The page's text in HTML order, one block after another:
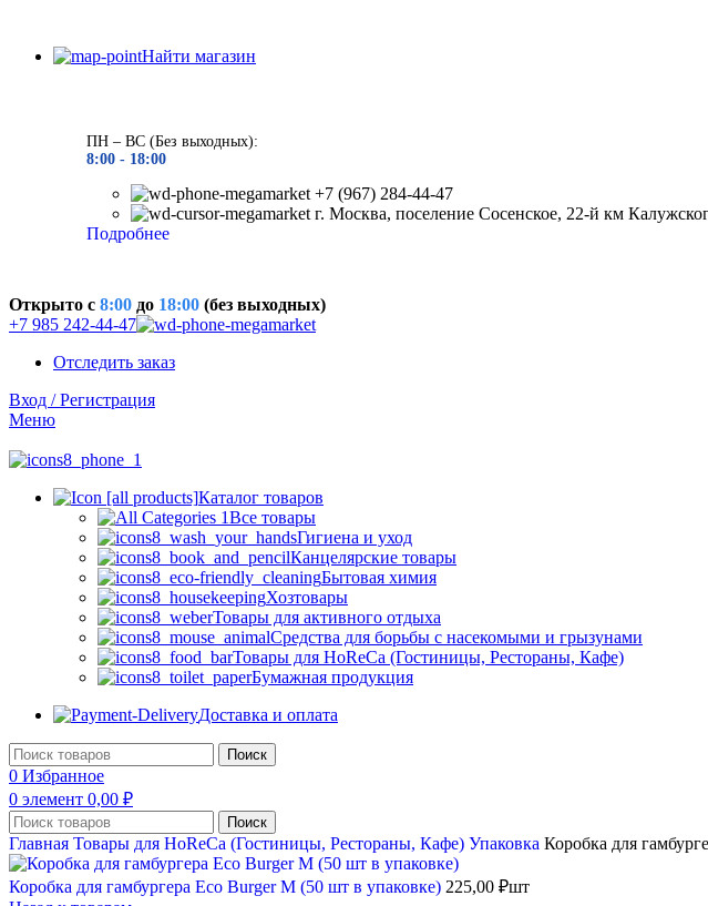
Найти магазин
ПН – ВС (Без выходных):
8:00 - 18:00
+7 (967) 284-44-47
г. Москва, поселение Сосенское, 22-й км
Подробнее
Открыто c 8:00 до 18:00 (без выходных)
+7 985 242-44-47
Отследить заказ
Вход / Регистрация
Меню
Каталог товаров
Все товары
Гигиена и уход
Канцелярские товары
Бытовая химия
Хозтовары
Товары для активного отдыха
Средства для борьбы с насекомыми и грызунами
Товары для HoReCa (Гостиницы, Рестораны, Кафе)
Бумажная продукция
Доставка и оплата
Поиск
0 Избранное
0 элемент 0,00 ₽
Поиск
Главная Товары для HoReCa (Гостиницы, Рестораны, Кафе) Упаковка Коробка для
Коробка для гамбургера Eco Burger M (50 шт в упаковке) 225,00 ₽шт